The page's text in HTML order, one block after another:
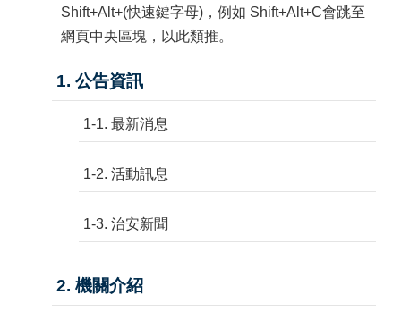
Shift+Alt+(快速鍵字母)，例如 Shift+Alt+C會跳至
網頁中央區塊，以此類推。
1. 公告資訊
1-1. 最新消息
1-2. 活動訊息
1-3. 治安新聞
2. 機關介紹